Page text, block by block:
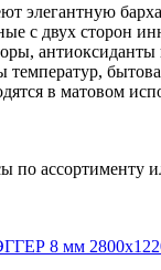
элегантную
с двух сторон
температур,
в матовом
по ассортименту